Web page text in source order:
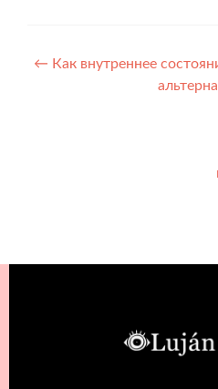
← Как внутреннее